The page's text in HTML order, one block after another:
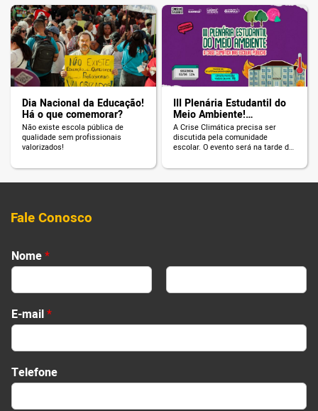
Dia Nacional da Educação!
Há o que comemorar?
Não existe escola pública de
qualidade sem profissionais
valorizados!
III Plenária Estudantil do
Meio Ambiente!
INSCREVA-SE!
A Crise Climática precisa ser
discutida pela comunidade
escolar. O evento será na tarde de
Fale Conosco
Nome*
First Last
E-mail*
D
e
Telefone